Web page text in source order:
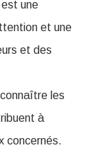
une
et une
et des
les
à
concernés.